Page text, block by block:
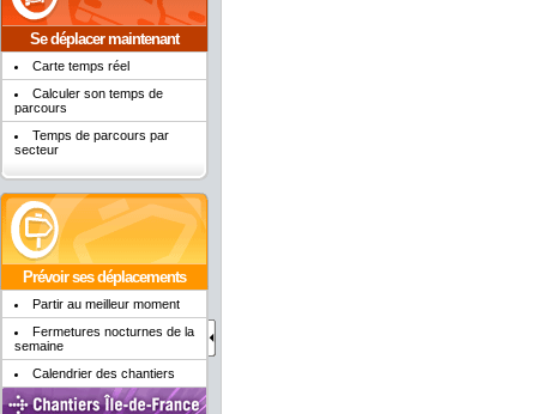
Se déplacer maintenant
Carte temps réel
Calculer son temps de
parcours
Temps de parcours par
secteur
Prévoir ses déplacements
Partir au meilleur moment
Fermetures nocturnes de la
semaine
Calendrier des chantiers